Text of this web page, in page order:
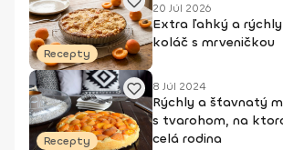
Recepty
20 Júl 2026
Extra ľahký a
koláč s mrveničkou
Recepty
8 Júl 2024
Rýchly a šťavnatý
s tvarohom, na
celá rodina